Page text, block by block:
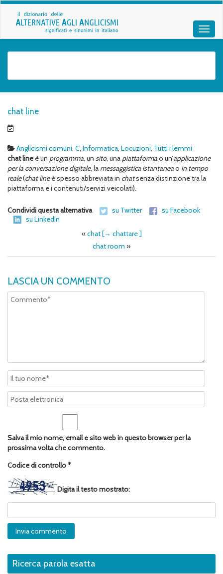
chat line
Anglicismi comuni, C, Informatica, Locuzioni, Tutti i lemmi
chat line è un programma, un sito, una piattaformao un’applicazione
per la conversazione digitale, la messaggistica istantaneao in tempo
reale(chat lineè spesso abbreviata in chatsenza distinzione tra la
piattaforma e i contenuti/servizi veicolati).
Condividi questa alternativa su Twitter
su Facebook
su LinkedIn
«chat [→ chattare ]
chat room »
LASCIA UN COMMENTO
Salva il mio nome, email e sito web in questo browser per la
prossima volta che commento.
Codice di controllo*
Digita il testo mostrato:
Ricerca parola esatta